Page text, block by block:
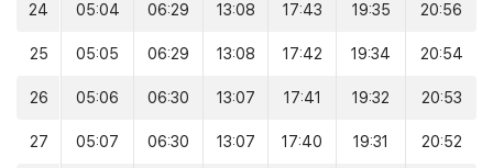
24 05:04 06:29 13:08 17:43 19:35 20:56
25 05:05 06:29 13:08 17:42 19:34 20:54
26 05:06 06:30 13:07 17:41 19:32 20:53
27 05:07 06:30 13:07 17:40 19:31 20:52